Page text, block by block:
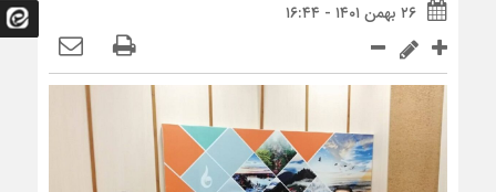
۲۶ بهمن ۱۴۰۱ - ۱۶:۴۴